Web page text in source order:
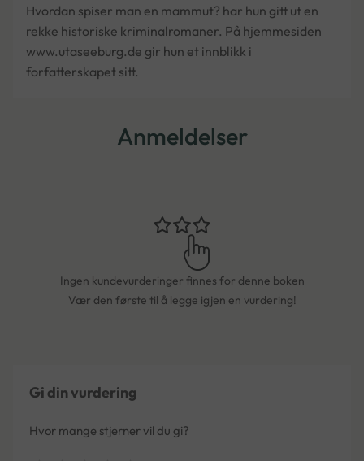
Hvordan spiser man en mammut? har hun gitt ut en
rekke historiske kriminalromaner. På hjemmesiden
www.utaseeburg.de gir hun et innblikk i
forfatterskapet sitt.
Anmeldelser
Ingen kundevurderinger finnes for denne boken
Vær den første til å legge igjen en vurdering!
Gi din vurdering
Hvor mange stjerner vil du gi?